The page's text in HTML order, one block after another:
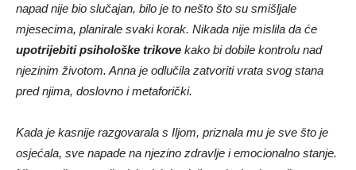
mjesecima, planirale svaki korak. Nikada nije mislila da će
upotrijebiti psihološke trikovekako bi dobile kontrolu nad
njezinim životom. Anna je odlučila zatvoriti vrata svog stana
pred njima, doslovno i metaforički.
osjećala, sve napade na njezino zdravlje i emocionalno stanje.
Njegovo lice se mijenjalo dok je slušao njezinu ispovijest, a na